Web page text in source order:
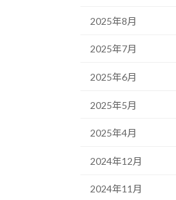
2025年8月
2025年7月
2025年6月
2025年5月
2025年4月
2024年12月
2024年11月